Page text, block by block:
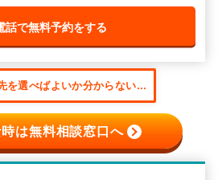
話で無料予約をする
を選べばよいか分からない...
は無料相談窓口へ